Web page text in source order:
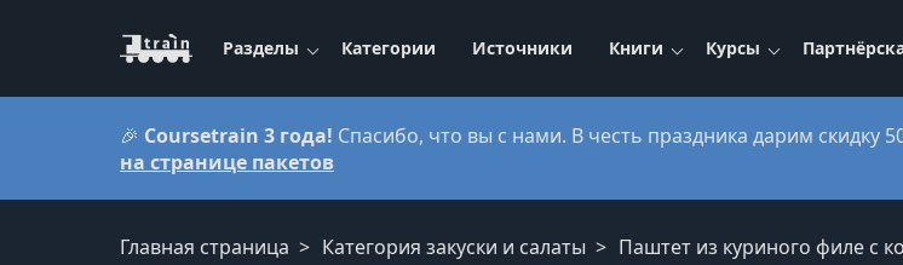
Разделы Категории Источники Книги Курсы
🎉 Coursetrain 3 года! Спасибо, что вы с нами. В честь праздника дарим скидку
на странице пакетов
Главная страница Категория закуски и салаты Паштет из куриного филе с